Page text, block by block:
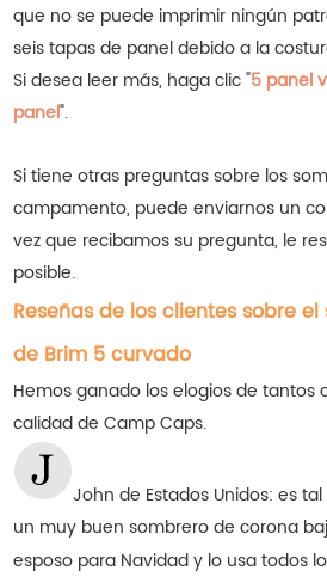
que no se puede imprimir ningún
seis tapas de panel debido a la
Si desea leer más, haga clic "5 panel
panel".
Si tiene otras preguntas sobre los
campamento, puede enviarnos un
vez que recibamos su pregunta, le
posible.
Reseñas de los clientes sobre
de Brim 5 curvado
Hemos ganado los elogios de tantos
calidad de Camp Caps.
John de Estados Unidos: es
un muy buen sombrero de corona
esposo para Navidad y lo usa todos